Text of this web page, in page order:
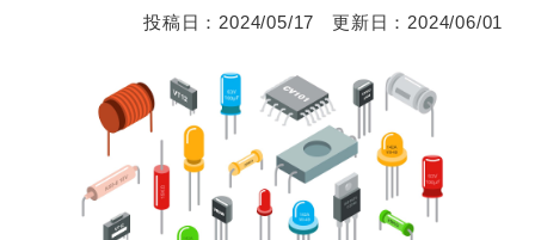
2024/05/17 2024/06/01